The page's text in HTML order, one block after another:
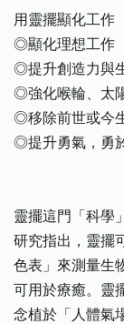
用靈擺顯化工作
◎顯化理想工作
◎提升創造力與
◎強化喉輪、太
◎移除前世或今
◎提升勇氣，勇
靈擺這門「科學
研究指出，靈擺
色表」來測量生
可用於療癒。靈
念植於「人體氣